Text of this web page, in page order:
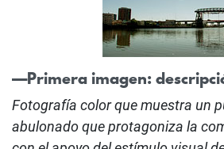
—Primera imagen:
Fotografía color que muestra un
abulonado que protagoniza la